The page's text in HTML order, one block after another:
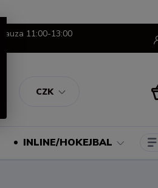
CZK
pauza 11:00-13:00
INLINE/HOKEJBAL